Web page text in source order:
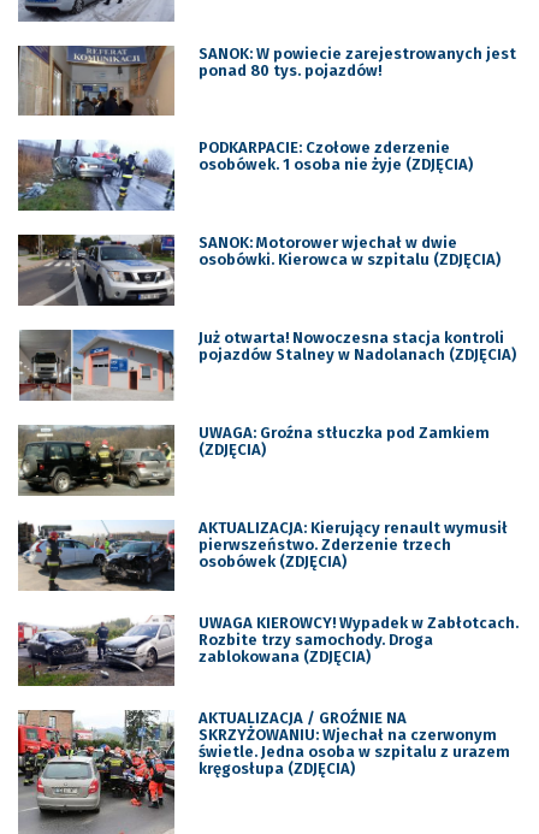
SANOK: W powiecie zarejestrowanych jest
ponad 80 tys. pojazdów!
PODKARPACIE: Czołowe zderzenie
osobówek. 1 osoba nie żyje (ZDJĘCIA)
SANOK: Motorower wjechał w dwie
osobówki. Kierowca w szpitalu (ZDJĘCIA)
Już otwarta! Nowoczesna stacja kontroli
pojazdów Stalney w Nadolanach (ZDJĘCIA)
UWAGA: Groźna stłuczka pod Zamkiem
(ZDJĘCIA)
AKTUALIZACJA: Kierujący renault wymusił
pierwszeństwo. Zderzenie trzech
osobówek (ZDJĘCIA)
UWAGA KIEROWCY! Wypadek w Zabłotcach.
Rozbite trzy samochody. Droga
zablokowana (ZDJĘCIA)
AKTUALIZACJA / GROŹNIE NA
SKRZYŻOWANIU: Wjechał na czerwonym
świetle. Jedna osoba w szpitalu z urazem
kręgosłupa (ZDJĘCIA)